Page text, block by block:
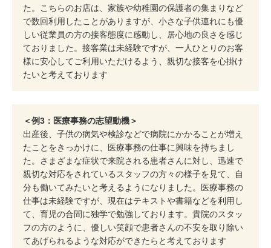
た。こちらのお店は、家族や幼稚園の保護者の集まりなど
で数回利用したことがありますが、小さな子供連れにも優
しい従業員の方の接客態度に感動し、居心地の良さを感じ
ておりました。接客業は未経験ですが、一人ひとりのお客
様に安心してご利用いただけるよう、親切な接客を心掛け
たいと考えております
＜例3：医療事務の志望動機＞
出産後、子供の病気や検診などで病院にかかることが増え
たことをきっかけに、医療事務の仕事に興味を持ちまし
た。さまざまな症状で来院される患者さんに対し、迅速で
親切な対応をされているスタッフの方々の様子を見て、自
分も働いてみたいと考えるようになりました。医療事務の
仕事は未経験ですが、現在はテキストや書籍などを利用し
て、育児の合間に独学で勉強しております。貴院のスタッ
フの方のように、優しい笑顔で患者さんの不安を取り除い
てあげられるような対応ができたらと考えております